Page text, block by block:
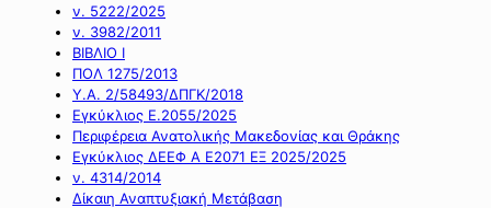
ν. 5222/2025
ν. 3982/2011
ΒΙΒΛΙΟ Ι
ΠΟΛ 1275/2013
Υ.Α. 2/58493/ΔΠΓΚ/2018
Εγκύκλιος Ε.2055/2025
Περιφέρεια Ανατολικής Μακεδονίας και Θράκης
Εγκύκλιος ΔΕΕΦ Α Ε2071 ΕΞ 2025/2025
ν. 4314/2014
Δίκαιη Αναπτυξιακή Μετάβαση